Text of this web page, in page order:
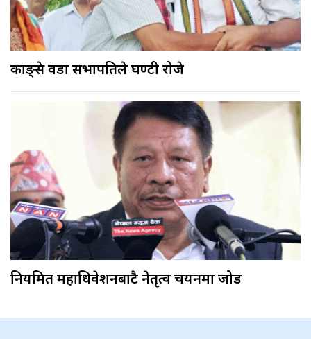
काङ्ग्रेस वडा सभापतिले घण्टी रोजे
नियमित महाधिवेशनबाटै नेतृत्व चयनमा जोड